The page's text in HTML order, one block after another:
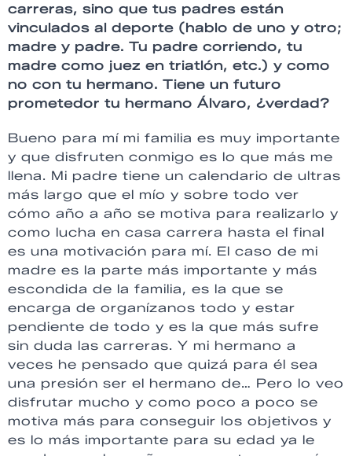
carreras, sino que tus padres están
vinculados al deporte (hablo de uno y otro;
madre y padre. Tu padre corriendo, tu
madre como juez en triatlón, etc.) y como
no con tu hermano. Tiene un futuro
prometedor tu hermano Álvaro, ¿verdad?
Bueno para mí mi familia es muy importante
y que disfruten conmigo es lo que más me
llena. Mi padre tiene un calendario de ultras
más largo que el mío y sobre todo ver
cómo año a año se motiva para realizarlo y
como lucha en casa carrera hasta el final
es una motivación para mí. El caso de mi
madre es la parte más importante y más
escondida de la familia, es la que se
encarga de organízanos todo y estar
pendiente de todo y es la que más sufre
sin duda las carreras. Y mi hermano a
veces he pensado que quizá para él sea
una presión ser el hermano de… Pero lo veo
disfrutar mucho y como poco a poco se
motiva más para conseguir los objetivos y
es lo más importante para su edad ya le